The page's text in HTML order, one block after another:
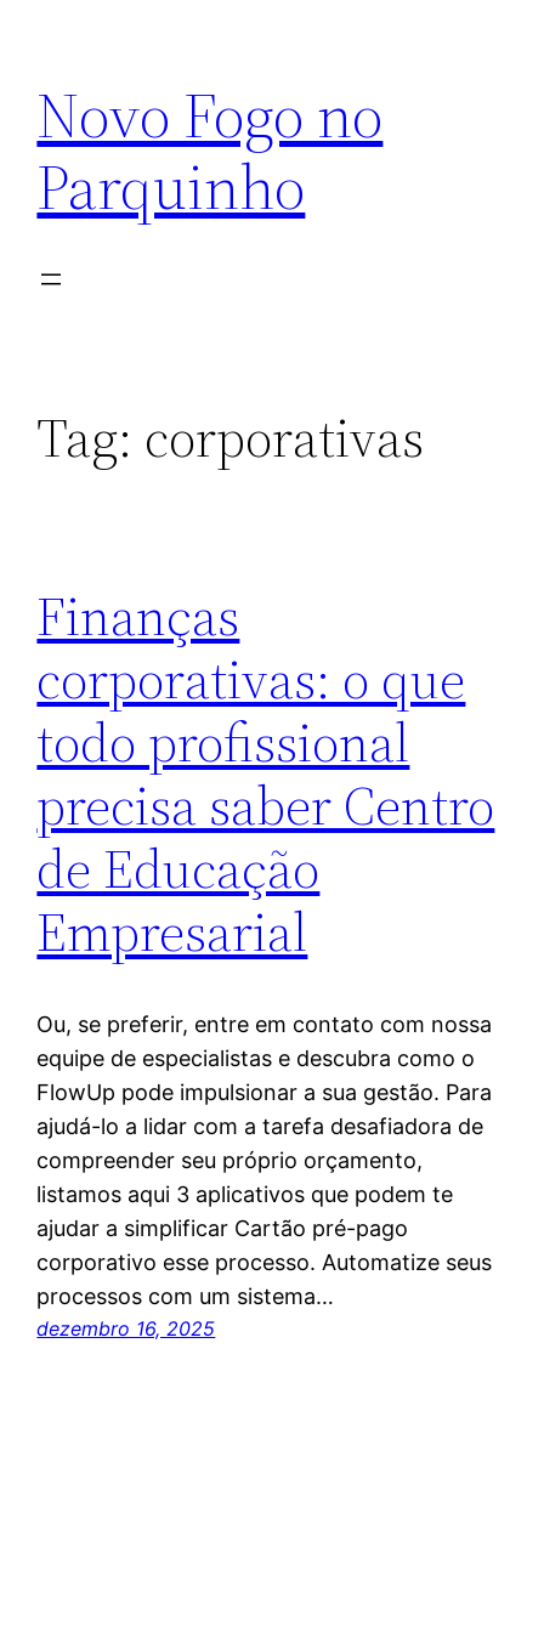
conteúdo
Novo Fogo no
Parquinho
Tag: corporativas
Finanças
corporativas: o que
todo profissional
precisa saber Centro
de Educação
Empresarial
Ou, se preferir, entre em contato com nossa
equipe de especialistas e descubra como o
FlowUp pode impulsionar a sua gestão. Para
ajudá-lo a lidar com a tarefa desafiadora de
compreender seu próprio orçamento,
listamos aqui 3 aplicativos que podem te
ajudar a simplificar Cartão pré-pago
corporativo esse processo. Automatize seus
processos com um sistema…
dezembro 16, 2025